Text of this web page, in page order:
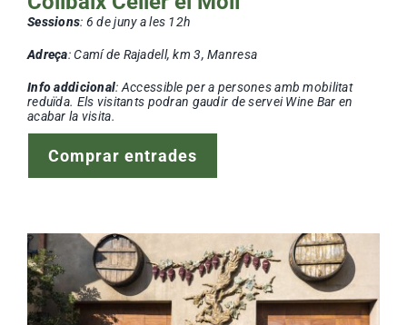
Sessions: 6 de juny a les 12h
Adreça: Camí de Rajadell, km 3, Manresa
Info addicional: Accessible per a persones amb mobilitat
reduïda. Els visitants podran gaudir de servei Wine Bar en
acabar la visita.
Comprar entrades